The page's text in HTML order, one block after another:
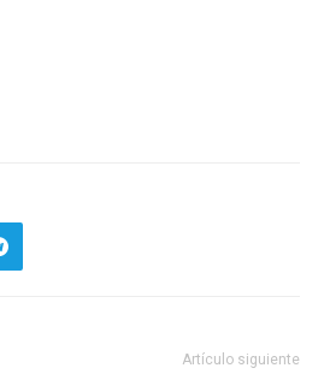
Artículo siguiente